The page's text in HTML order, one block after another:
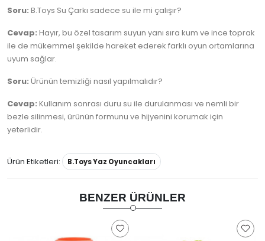
Soru: B.Toys Su Çarkı sadece su ile mi çalışır?
Cevap: Hayır, bu özel tasarım suyun yanı sıra kum ve ince toprak
ile de mükemmel şekilde hareket ederek farklı oyun ortamlarına
uyum sağlar.
Soru: Ürünün temizliği nasıl yapılmalıdır?
Cevap: Kullanım sonrası duru su ile durulanması ve nemli bir
bezle silinmesi, ürünün formunu ve hijyenini korumak için
yeterlidir.
Ürün Etiketleri: B.Toys Yaz Oyuncakları
BENZER ÜRÜNLER